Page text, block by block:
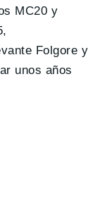
MC20 y
Folgore y
unos años